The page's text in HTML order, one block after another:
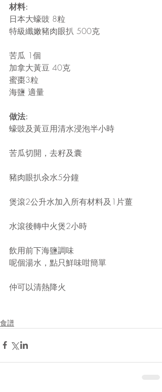
材料:
日本大蠔豉 8粒
特級纖嫩豬肉眼扒 500克
苦瓜 1個
加拿大黃豆 40克
蜜棗3粒
海鹽 適量
做法:
蠔豉及黃豆用清水浸泡半小時
苦瓜切開，去籽及囊
豬肉眼扒汆水5分鐘
煲滾2公升水加入所有材料及1片薑
水滾後轉中火煲2小時
飲用前下海鹽調味
呢個湯水，點只鮮味咁簡單
仲可以清熱降火
食譜